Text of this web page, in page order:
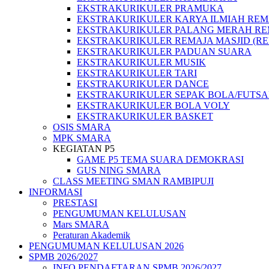
EKSTRAKURIKULER PRAMUKA
EKSTRAKURIKULER KARYA ILMIAH
EKSTRAKURIKULER PALANG MERAH
EKSTRAKURIKULER REMAJA MASJID
EKSTRAKURIKULER PADUAN SUARA
EKSTRAKURIKULER MUSIK
EKSTRAKURIKULER TARI
EKSTRAKURIKULER DANCE
EKSTRAKURIKULER SEPAK BOLA/
EKSTRAKURIKULER BOLA VOLY
EKSTRAKURIKULER BASKET
OSIS SMARA
MPK SMARA
KEGIATAN P5
GAME P5 TEMA SUARA DEMOKRASI
GUS NING SMARA
CLASS MEETING SMAN RAMBIPUJI
INFORMASI
PRESTASI
PENGUMUMAN KELULUSAN
Mars SMARA
Peraturan Akademik
PENGUMUMAN KELULUSAN 2026
SPMB 2026/2027